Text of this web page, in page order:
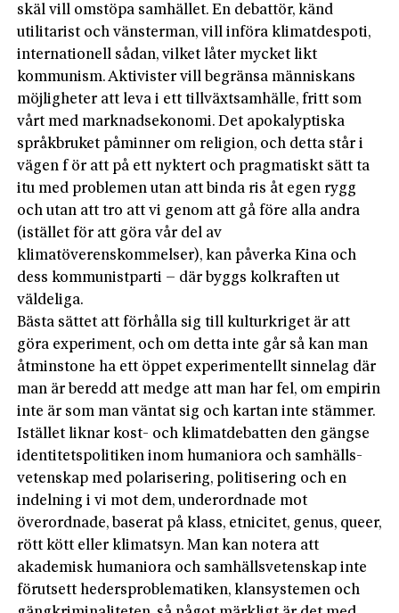
skäl vill omstöpa samhället. En debattör, känd
utilitarist och vänsterman, vill införa klimatdespoti,
internationell sådan, vilket låter mycket likt
kommunism. Aktivister vill begränsa människans
möjligheter att leva i ett tillväxtsamhälle, fritt som
vårt med marknadsekonomi. Det apokalyptiska
språkbruket påminner om religion, och detta står i
vägen f ör att på ett nyktert och pragmatiskt sätt ta
itu med problemen utan att binda ris åt egen rygg
och utan att tro att vi genom att gå före alla andra
(istället för att göra vår del av
klimatöverenskommelser), kan påverka Kina och
dess kommunistparti – där byggs kolkraften ut
väldeliga.
Bästa sättet att förhålla sig till kulturkriget är att
göra experiment, och om detta inte går så kan man
åtminstone ha ett öppet experimentellt sinnelag där
man är beredd att medge att man har fel, om empirin
inte är som man väntat sig och kartan inte stämmer.
Istället liknar kost- och klimatdebatten den gängse
identitetspolitiken inom humaniora och samhälls­
vetenskap med polarisering, politisering och en
indelning i vi mot dem, underordnade mot
överordnade, baserat på klass, etnicitet, genus, queer,
rött kött eller klimatsyn. Man kan notera att
akademisk humaniora och samhällsvetenskap inte
förutsett hedersproblematiken, klansystemen och